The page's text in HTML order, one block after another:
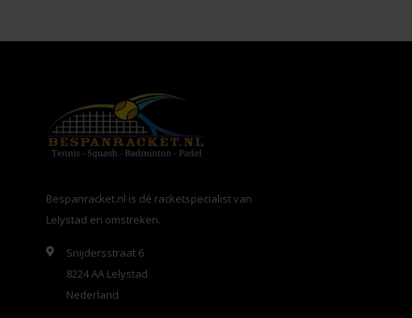
Bespanracket.nl is dé racketspecialist van
Lelystad en omstreken.
Snijdersstraat 6
8224 AA Lelystad
Nederland